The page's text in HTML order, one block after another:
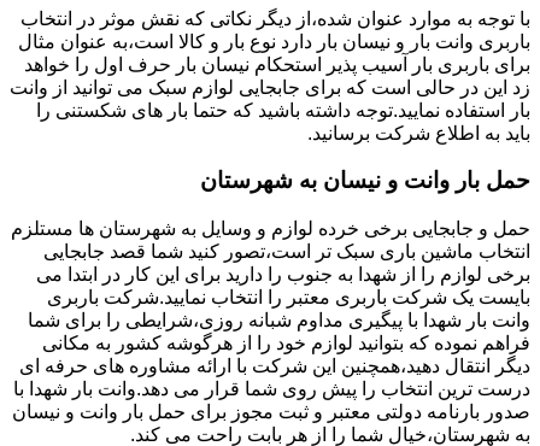
با توجه به موارد عنوان شده،از دیگر نکاتی که نقش موثر در انتخاب
باربری وانت بار و نیسان بار دارد نوع بار و کالا است،به عنوان مثال
برای باربری بار آسیب پذیر استحکام نیسان بار حرف اول را خواهد
زد این در حالی است که برای جابجایی لوازم سبک می توانید از وانت
بار استفاده نمایید.توجه داشته باشید که حتما بار های شکستنی را
باید به اطلاع شرکت برسانید.
حمل بار وانت و نیسان به شهرستان
حمل و جابجایی برخی خرده لوازم و وسایل به شهرستان ها مستلزم
انتخاب ماشین باری سبک تر است،تصور کنید شما قصد جابجایی
برخی لوازم را از شهدا به جنوب را دارید برای این کار در ابتدا می
بایست یک شرکت باربری معتبر را انتخاب نمایید.شرکت باربری
وانت بار شهدا با پیگیری مداوم شبانه روزی،شرایطی را برای شما
فراهم نموده که بتوانید لوازم خود را از هرگوشه کشور به مکانی
دیگر انتقال دهید،همچنین این شرکت با ارائه مشاوره های حرفه ای
درست ترین انتخاب را پیش روی شما قرار می دهد.وانت بار شهدا با
صدور بارنامه دولتی معتبر و ثبت مجوز برای حمل بار وانت و نیسان
به شهرستان،خیال شما را از هر بابت راحت می کند.